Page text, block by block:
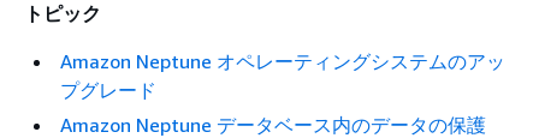
トピック
Amazon Neptune オペレーティングシステムのアッ
プグレード
Amazon Neptune データベース内のデータの保護